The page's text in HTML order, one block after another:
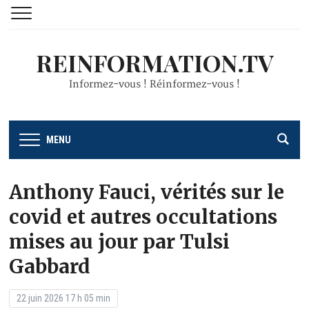
REINFORMATION.TV
Informez-vous ! Réinformez-vous !
MENU
Anthony Fauci, vérités sur le
covid et autres occultations
mises au jour par Tulsi
Gabbard
22 juin 2026 17 h 05 min